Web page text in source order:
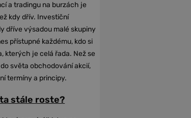
a tradingu na burzách je
kdy dřív. Investiční
dříve výsadou malé skupiny
přístupné každému, kdo si
kterých je celá řada. Než se
světa obchodování akcií,
termíny a principy.
stále roste?